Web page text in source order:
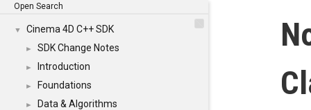
Open Search
▼ Cinema 4D C++ SDK
► SDK Change Notes
► Introduction
► Foundations
► Data & Algorithms